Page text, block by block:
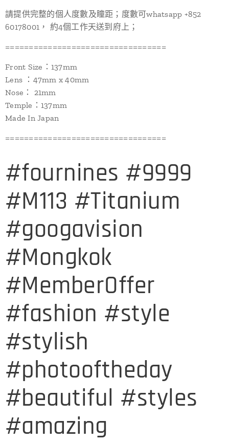
請提供完整的個人度數及瞳距；度數可whatsapp +852
60178001， 約4個工作天送到府上；
==================================
Front Size：137mm
Lens ：47mm x 40mm
Nose： 21mm
Temple：137mm
Made In Japan
==================================
#fournines #9999
#M113 #Titanium
#googavision
#Mongkok
#MemberOffer
#fashion #style
#stylish
#photooftheday
#beautiful #styles
#amazing